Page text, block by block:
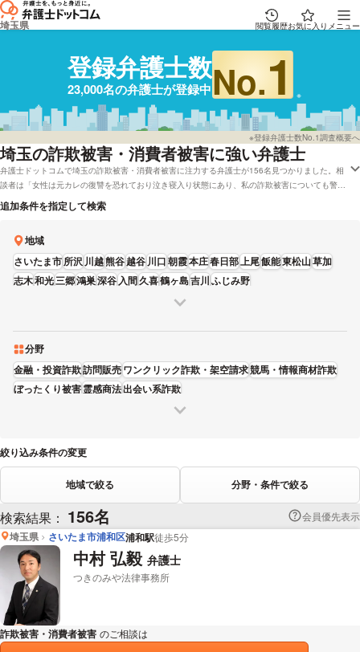
埼玉県 閲覧履歴お気に入り メニュー
登録弁護士数
23,000名の弁護士が登録中No.1
※登録弁護士数No.1調査概要へ
埼玉の詐欺被害・消費者被害に強い弁護士
弁護士ドットコムで埼玉の詐欺被害・消費者被害に注力する弁護士が156名見つかりました。相
談者は「女性は元カレの復讐を恐れており泣き寝入り状態にあり、私の詐欺被害についても警察
に言わないでほしい。」などの事情を抱えています。弁護士ドットコムでは埼玉で電話相談を無
料で面談してくれる弁護士や弁護士費用をカード払いで受付している弁護士など、さまざまな希
護士や弁護士の選び方はほとんど下調べをしたけれど、埼玉周辺の法律事務所の弁護士を料金で
検討したい」などのニーズにも対応することができます。弁護士の中には「お一人で悩まずに、
まずはお気軽にご相談ください。」とおっしゃる方もいます。詐欺被害・消費者被害に悩んでい
る方は営業時間や経歴などの希望を踏まえて、自分に合った弁護士に一度相談をしてみてはいか
追加条件を指定して検索
地域
さいたま市所沢川越熊谷越谷川口朝霞本庄春日部上尾飯能東松山草加
志木和光三郷鴻巣深谷入間久喜鶴ヶ島吉川ふじみ野
分野
金融・投資詐欺訪問販売ワンクリック詐欺・架空請求競馬・情報商材詐欺
ぼったくり被害霊感商法出会い系詐欺
絞り込み条件の変更
地域で絞る 分野・条件で絞る
検索結果： 156名 会員優先表示
埼玉県 さいたま市浦和区浦和駅徒歩5分
中村 弘毅 弁護士
つきのみや法律事務所
詐欺被害・消費者被害 のご相談は